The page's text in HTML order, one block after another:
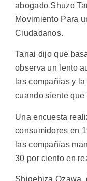
abogado Shuzo
Movimiento Para
Ciudadanos.
Tanai dijo que
observa un lento
las compañías y
cuando siente que
Una encuesta
consumidores en
las compañías
30 por ciento en